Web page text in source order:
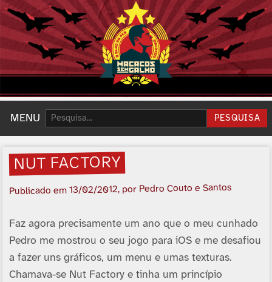
MENU Pesquisar: PESQUISA
NUT FACTORY
Publicado em13/02/2012, por Pedro Couto e Santos
Faz agora precisamente um ano que o meu cunhado
Pedro me mostrou o seu jogo para iOS e me desafiou
a fazer uns gráficos, um menu e umas texturas.
Chamava-se Nut Factory e tinha um princí­pio